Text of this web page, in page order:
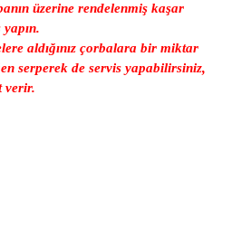
üzerine rendelenmiş kaşar
aldığınız çorbalara bir miktar
serperek de servis yapabilirsiniz,
verir.